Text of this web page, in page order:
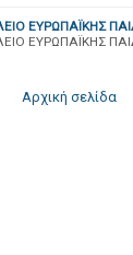
ΕΥΡΩΠΑΪΚΗΣ
ΕΥΡΩΠΑΪΚΗΣ
Αρχική σελίδα